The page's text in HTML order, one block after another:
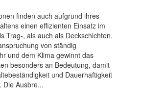
finden auch aufgrund ihres
einen effizienten Einsatz im
Trag-, als auch als Deckschichten.
von ständig
und dem Klima gewinnt das
besonders an Bedeutung, damit
und Dauerhaftigkeit
Die Ausbre...